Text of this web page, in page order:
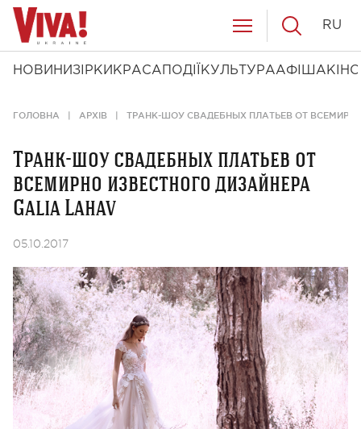
НОВИНИ ЗІРКИ КРАСА ПОДІЇ КУЛЬТУРААФІША КІНО
RU
ГОЛОВНА АРХІВ ТРАНК-ШОУ СВАДЕБНЫХ ПЛАТЬЕВ ОТ ВСЕМИРНО
Транк-шоу свадебных платьев от
всемирно известного дизайнера
Galia Lahav
05.10.2017